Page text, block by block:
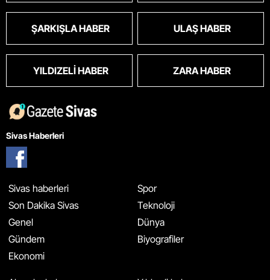
ŞARKIŞLA HABER ULAŞ HABER
YILDIZELI HABER ZARA HABER
Sivas Haberleri
Sivas haberleri
Son Dakika Sivas
Genel
Gündem
Ekonomi
Spor
Teknoloji
Dünya
Biyografiler